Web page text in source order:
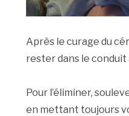
Après le curage du
rester dans le conduit
Pour l’éliminer,
en mettant toujours